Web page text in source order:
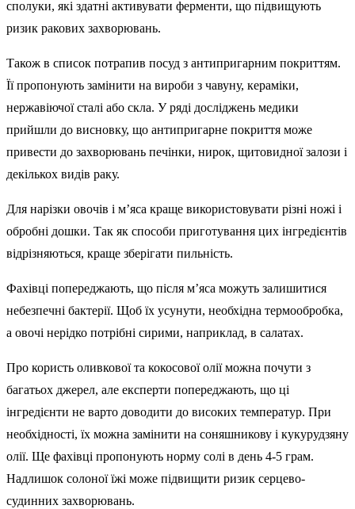
сполуки, які здатні активувати ферменти, що підвищують
ризик ракових захворювань.
Також в список потрапив посуд з антипригарним покриттям.
Її пропонують замінити на вироби з чавуну, кераміки,
нержавіючої сталі або скла. У ряді досліджень медики
прийшли до висновку, що антипригарне покриття може
привести до захворювань печінки, нирок, щитовидної залози і
декількох видів раку.
Для нарізки овочів і м’яса краще використовувати різні ножі і
обробні дошки. Так як способи приготування цих інгредієнтів
відрізняються, краще зберігати пильність.
Фахівці попереджають, що після м’яса можуть залишитися
небезпечні бактерії. Щоб їх усунути, необхідна термообробка,
а овочі нерідко потрібні сирими, наприклад, в салатах.
Про користь оливкової та кокосової олії можна почути з
багатьох джерел, але експерти попереджають, що ці
інгредієнти не варто доводити до високих температур. При
необхідності, їх можна замінити на соняшникову і кукурудзяну
олії. Ще фахівці пропонують норму солі в день 4-5 грам.
Надлишок солоної їжі може підвищити ризик серцево-
судинних захворювань.